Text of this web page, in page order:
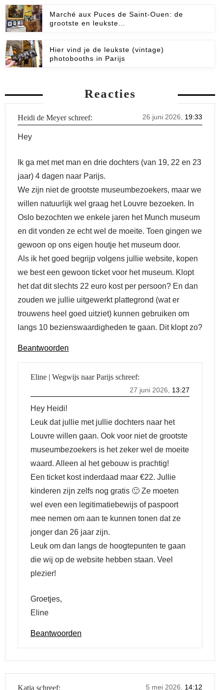
De geheime ingangen van het
Louvre
Marché aux Puces de Saint-Ouen: de
grootste en leukste…
Hier vind je de leukste (vintage)
photobooths in Parijs
Reacties
Heidi de Meyer schreef: 26 juni 2026, 19:33
Hey
Ik ga met met man en drie dochters (van 19, 22 en 23
jaar) 4 dagen naar Parijs.
We zijn niet de grootste museumbezoekers, maar we
willen natuurlijk wel graag het Louvre bezoeken. In
Oslo bezochten we enkele jaren het Munch museum
en dit vonden ze echt wel de moeite. Toen gingen we
gewoon op ons eigen houtje het museum door.
Als ik het goed begrijp volgens jullie website, kopen
we best een gewoon ticket voor het museum. Klopt
het dat dit slechts 22 euro kost per persoon? En dan
zouden we jullie uitgewerkt plattegrond (wat er
trouwens heel goed uitziet) kunnen gebruiken om
langs 10 bezienswaardigheden te gaan. Dit klopt zo?
Beantwoorden
Eline | Wegwijs naar Parijs schreef:
27 juni 2026, 13:27
Hey Heidi!
Leuk dat jullie met jullie dochters naar het
Louvre willen gaan. Ook voor niet de grootste
museumbezoekers is het zeker wel de moeite
waard. Alleen al het gebouw is prachtig!
Een ticket kost inderdaad maar €22. Jullie
kinderen zijn zelfs nog gratis 🙂 Ze moeten
wel even een legitimatiebewijs of paspoort
mee nemen om aan te kunnen tonen dat ze
jonger dan 26 jaar zijn.
Leuk om dan langs de hoogtepunten te gaan
die wij op de website hebben staan. Veel
plezier!
Groetjes,
Eline
Beantwoorden
Katja schreef: 5 mei 2026, 14:12